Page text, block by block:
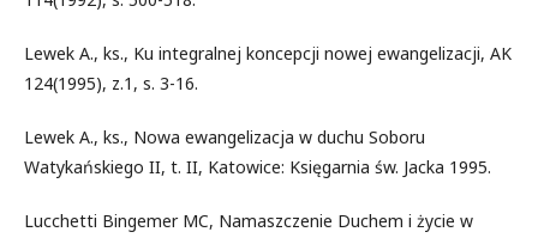
Lewek A., ks., Ku integralnej koncepcji nowej ewangelizacji, AK
124(1995), z.1, s. 3-16.
Lewek A., ks., Nowa ewangelizacja w duchu Soboru
Watykańskiego II, t. II, Katowice: Księgarnia św. Jacka 1995.
Lucchetti Bingemer MC, Namaszczenie Duchem i życie w